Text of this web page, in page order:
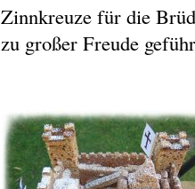
Zinnkreuze für die
zu großer Freude